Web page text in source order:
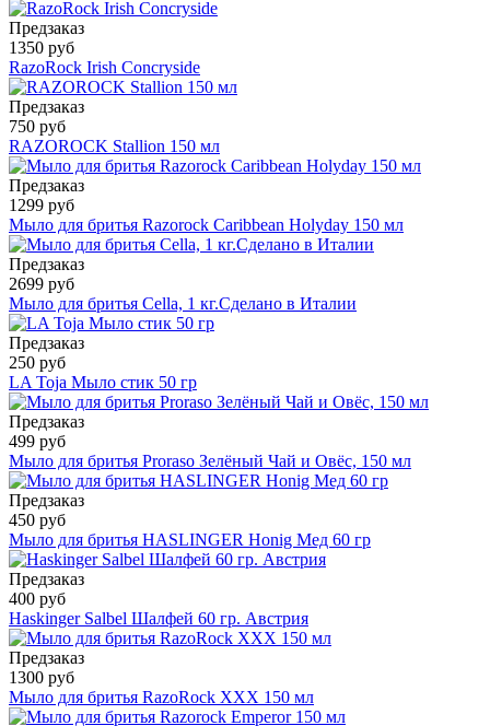
Предзаказ
1350 руб
RazoRock Irish Concryside
Предзаказ
750 руб
RAZOROCK Stallion 150 мл
Предзаказ
1299 руб
Мыло для бритья Razorock Caribbean Holyday 150 мл
Предзаказ
2699 руб
Мыло для бритья Cella, 1 кг.Сделано в Италии
Предзаказ
250 руб
LA Toja Мыло стик 50 гр
Предзаказ
499 руб
Мыло для бритья Proraso Зелёный Чай и Овёс, 150 мл
Предзаказ
450 руб
Мыло для бритья HASLINGER Honig Мед 60 гр
Предзаказ
400 руб
Haskinger Salbel Шалфей 60 гр. Австрия
Предзаказ
1300 руб
Мыло для бритья RazoRock XXX 150 мл